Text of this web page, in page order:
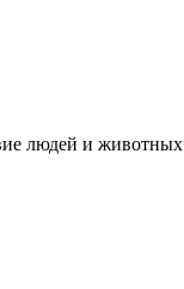
людей и